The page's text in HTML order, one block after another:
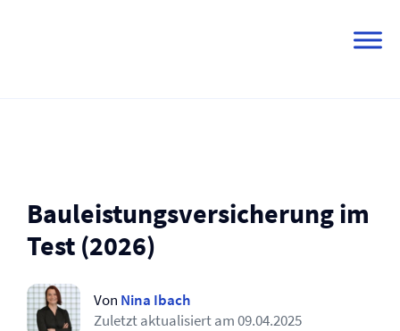
Bauleistungs­versicherung im
Test (2026)
Von Nina Ibach
Zuletzt aktualisiert am09.04.2025